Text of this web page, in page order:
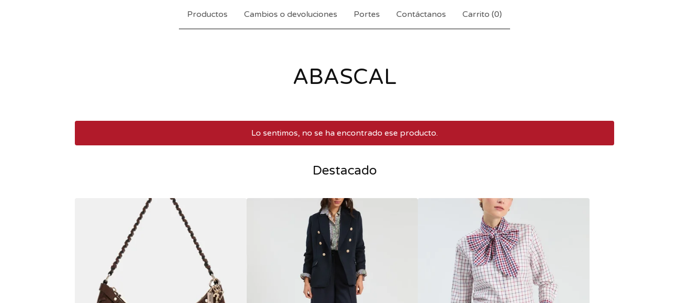
Productos Cambios o devoluciones Portes Contáctanos Carrito (0)
ABASCAL
Lo sentimos, no se ha encontrado ese producto.
Destacado